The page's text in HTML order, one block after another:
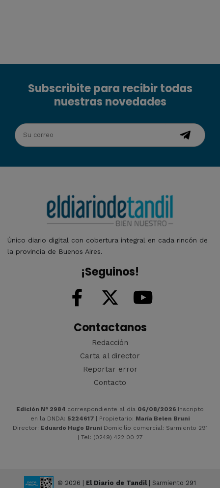
Subscribite para recibir todas
nuestras novedades
Único diario digital con cobertura integral en cada rincón de
la provincia de Buenos Aires.
¡Seguinos!
Contactanos
Redacción
Carta al director
Reportar error
Contacto
Edición Nº 2984 correspondiente al día 06/08/2026 Inscripto
en la DNDA: 5224617 | Propietario: María Belen Bruni
Director: Eduardo Hugo Bruni Domicilio comercial: Sarmiento 291
| Tel: (0249) 422 00 27
© 2026 | El Diario de Tandil| Sarmiento 291